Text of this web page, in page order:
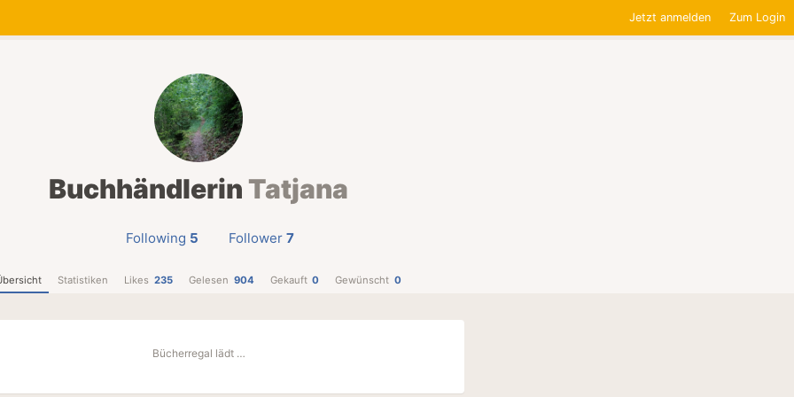
Jetzt anmelden Zum Login
Buchhändlerin Tatjana
Following 5 Follower 7
Statistiken Likes 235 Gelesen 904 Gekauft 0 Gewünscht 0
Bücherregal lädt …